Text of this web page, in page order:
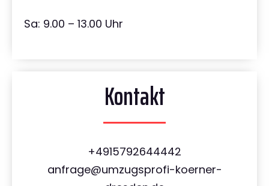
Sa: 9.00 – 13.00 Uhr
Kontakt
+4915792644442
anfrage@umzugsprofi-koerner-